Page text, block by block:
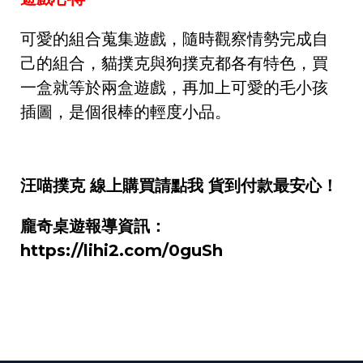
可愛的組合蒐集遊戲，隨時觀察情勢完成自
己的組合，貓撲克與狗撲克都各有特色，買
一盒就等於兩盒遊戲，再加上可愛的毛小孩
插圖，是個很棒的輕度小品。
汪喵撲克 線上購買請點我 貨到付款最安心！
龐奇桌遊報導資訊：
https://lihi2.com/0guSh